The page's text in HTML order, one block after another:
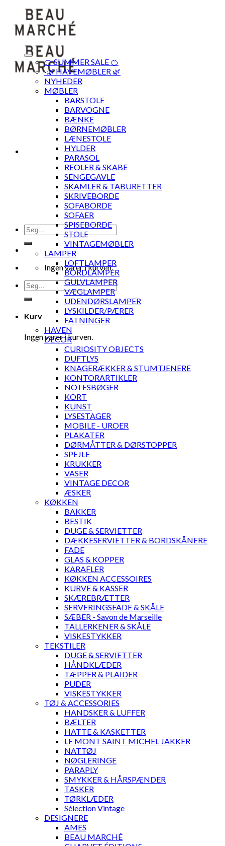
content
Søg
efter:
Ingen varer i kurven.
Søg
efter:
Kurv
Ingen varer i kurven.
🍊 SUMMER SALE 🍊
·🌿 HAVEMØBLER 🌿
NYHEDER
MØBLER
BARSTOLE
BARVOGNE
BÆNKE
BØRNEMØBLER
LÆNESTOLE
HYLDER
PARASOL
REOLER & SKABE
SENGEGAVLE
SKAMLER & TABURETTER
SKRIVEBORDE
SOFABORDE
SOFAER
SPISEBORDE
STOLE
VINTAGEMØBLER
LAMPER
LOFTLAMPER
BORDLAMPER
GULVLAMPER
VÆGLAMPER
UDENDØRSLAMPER
LYSKILDER/PÆRER
FATNINGER
HAVEN
DECOR
CURIOSITY OBJECTS
DUFTLYS
KNAGERÆKKER & STUMTJENERE
KONTORARTIKLER
NOTESBØGER
KORT
KUNST
LYSESTAGER
MOBILE - UROER
PLAKATER
DØRMÅTTER & DØRSTOPPER
SPEJLE
KRUKKER
VASER
VINTAGE DECOR
ÆSKER
KØKKEN
BAKKER
BESTIK
DUGE & SERVIETTER
DÆKKESERVIETTER & BORDSKÅNERE
FADE
GLAS & KOPPER
KARAFLER
KØKKEN ACCESSOIRES
KURVE & KASSER
SKÆREBRÆTTER
SERVERINGSFADE & SKÅLE
SÆBER - Savon de Marseille
TALLERKENER & SKÅLE
VISKESTYKKER
TEKSTILER
DUGE & SERVIETTER
HÅNDKLÆDER
TÆPPER & PLAIDER
PUDER
VISKESTYKKER
TØJ & ACCESSORIES
HANDSKER & LUFFER
BÆLTER
HATTE & KASKETTER
LE MONT SAINT MICHEL JAKKER
NATTØJ
NØGLERINGE
PARAPLY
SMYKKER & HÅRSPÆNDER
TASKER
TØRKLÆDER
Sélection Vintage
DESIGNERE
AMES
BEAU MARCHÉ